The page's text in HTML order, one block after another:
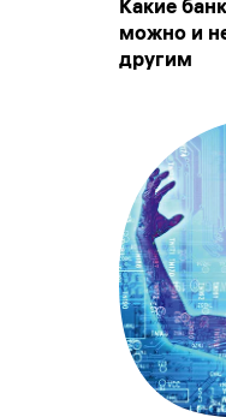
Какие
можно и
другим